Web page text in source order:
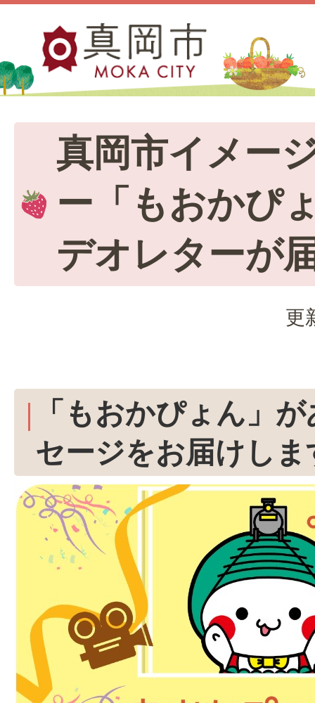
真岡市イメー
ー「もおかぴ
デオレターが
更
「もおかぴょん」
セージをお届けしま